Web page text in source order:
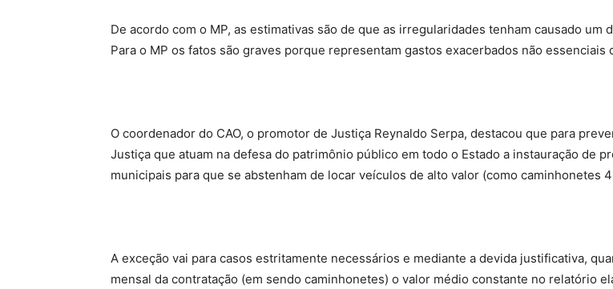
De acordo com o MP, as estimativas são de que as irregularidades tenham causado um
Para o MP os fatos são graves porque representam gastos exacerbados não
O coordenador do CAO, o promotor de Justiça Reynaldo Serpa, destacou que para
Justiça que atuam na defesa do patrimônio público em todo o Estado a instauração de
municipais para que se abstenham de locar veículos de alto valor (como caminhonetes
A exceção vai para casos estritamente necessários e mediante a devida justificativa,
mensal da contratação (em sendo caminhonetes) o valor médio constante no relatório